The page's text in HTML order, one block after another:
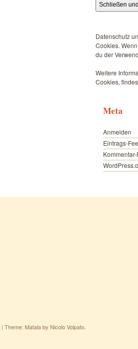
Datenschutz
Cookies.
du der
Weitere
Cookies,
Meta
Anmelden
Eintrags-
| Theme: Matala by Nicolo Volpato.